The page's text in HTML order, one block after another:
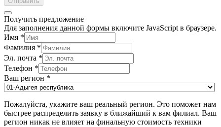
Получить предложение
Для заполнения данной формы включите JavaScript в браузере.
Имя *
Фамилия *
Эл. почта *
Телефон *
Ваш регион *
Пожалуйста, укажите ваш реальный регион. Это поможет нам
быстрее распределить заявку в ближайший к вам филиал. Ваш
регион никак не влияет на финальную стоимость техники